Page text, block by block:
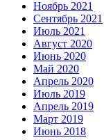
Ноябрь 2021
Сентябрь 2021
Июль 2021
Август 2020
Июнь 2020
Май 2020
Апрель 2020
Июль 2019
Апрель 2019
Март 2019
Июнь 2018